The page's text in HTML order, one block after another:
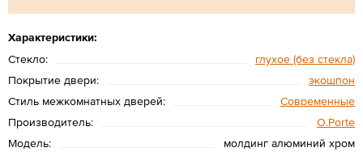
Характеристики:
Стекло:
глухое (без стекла)
Покрытие двери:
экошпон
Стиль межкомнатных дверей:
Современные
Производитель:
O.Porte
Модель:
молдинг алюминий хром